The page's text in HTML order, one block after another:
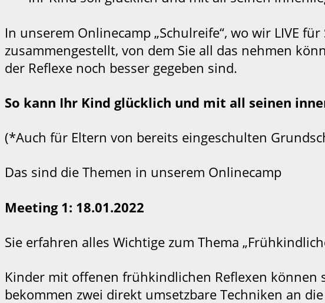
In unserem Onlinecamp „Schulreife“, wo wir LIVE
zusammengestellt, von dem Sie all das nehmen
der Reflexe noch besser gegeben sind.
So kann Ihr Kind glücklich und mit all seinen
(*Auch für Eltern von bereits eingeschulten
Das sind die Themen in unserem Onlinecamp
Meeting 1: 18.01.2022
Sie erfahren alles Wichtige zum Thema
Kinder mit offenen frühkindlichen Reflexen können
bekommen zwei direkt umsetzbare Techniken an